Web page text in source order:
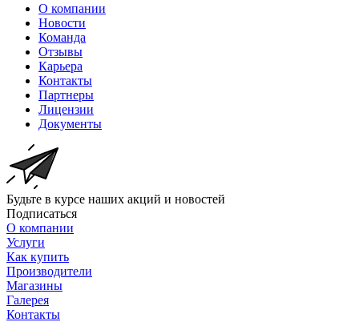
О компании
Новости
Команда
Отзывы
Карьера
Контакты
Партнеры
Лицензии
Документы
Будьте в курсе наших акций и новостей
Подписаться
О компании
Услуги
Как купить
Производители
Магазины
Галерея
Контакты